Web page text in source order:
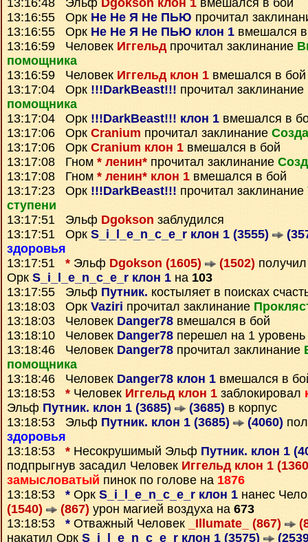
13:16:48 Эльф Dgokson клон 1 вмешался в бой
13:16:55 Орк Не Не Я Не ПЬЮ прочитал
13:16:55 Орк Не Не Я Не ПЬЮ клон 1 вмешался
13:16:59 Человек Иггельдпрочитал заклинание
помощника
13:16:59 Человек Иггельд клон 1 вмешался в бой
13:17:04 Орк !!!DarkBeast!!! прочитал заклинание
помощника
13:17:04 Орк !!!DarkBeast!!! клон 1 вмешался в
13:17:06 Орк Cranium прочитал заклинание
13:17:06 Орк Cranium клон 1 вмешался в бой
13:17:08 Гном * ленин* прочитал заклинание
13:17:08 Гном * ленин* клон 1 вмешался в бой
13:17:23 Орк !!!DarkBeast!!! прочитал заклинание
ступени
13:17:51 Эльф Dgokson заблудился
13:17:51 Орк S_i_l_e_n_c_e_r клон 1 (3555)
здоровья
13:17:51 * Эльф Dgokson (1605) (1502)
Орк S_i_l_e_n_c_e_r клон 1 на 103
13:17:55 Эльф Путник. костыляет в поисках
13:18:03 Орк Vaziri прочитал заклинание
13:18:03 Человек Danger78 вмешался в бой
13:18:10 Человек Danger78 перешел на 1 уровень
13:18:46 Человек Danger78 прочитал заклинание
помощника
13:18:46 Человек Danger78 клон 1 вмешался в
13:18:53 * Человек Иггельд клон 1 заблокировал
Эльф Путник. клон 1 (3685) (3685) в корпус
13:18:53 Эльф Путник. клон 1 (3685) (4060)
здоровья
13:18:53 * Несокрушимый Эльф Путник. клон 1
подпрыгнув засадил Человек Иггельд клон 1
замысловатый пинок по голове на 1876
13:18:53 * Орк S_i_l_e_n_c_e_r клон 1 нанес
(1540)
(867) урон магией воздуха на 673
13:18:53 * Отважный Человек _Illumate_ (867)
накатил Орк S_i_l_e_n_c_e_r клон 1 (3575)